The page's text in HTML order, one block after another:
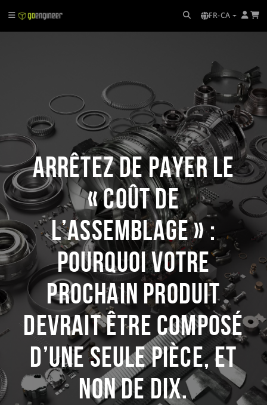
FR-CA
Arrêtez de payer le
« coût de
l’assemblage » :
pourquoi votre
prochain produit
devrait être composé
d’une seule pièce, et
non de dix.